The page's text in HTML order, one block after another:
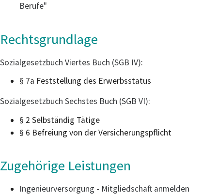
Berufe"
Rechtsgrundlage
Sozialgesetzbuch Viertes Buch (SGB IV):
§ 7a Feststellung des Erwerbsstatus
Sozialgesetzbuch Sechstes Buch (SGB VI):
§ 2 Selbständig Tätige
§ 6 Befreiung von der Versicherungspflicht
Zugehörige Leistungen
Ingenieurversorgung - Mitgliedschaft anmelden